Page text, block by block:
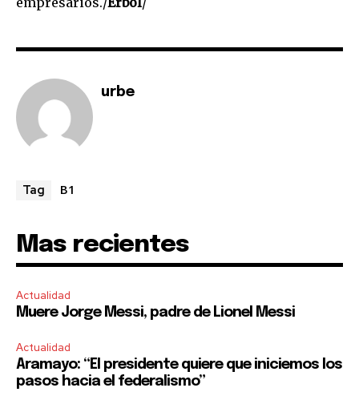
I've read and accept the
urbe
Tag B1
Mas recientes
Actualidad
Muere Jorge Messi, padre de Lionel Messi
Actualidad
Aramayo: “El presidente quiere que iniciemos los
pasos hacia el federalismo”